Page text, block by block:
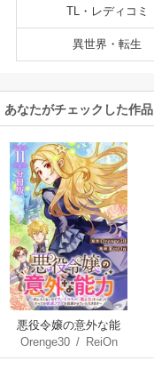
TL・レディコミ
異世界・転生
あなたがチェックした作品
悪役令嬢の意外な能
力～死にたくないの
でチートスキル「識
Orenge30/ ReiOn